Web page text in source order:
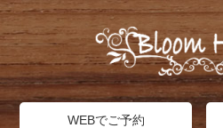
WEBでご予約